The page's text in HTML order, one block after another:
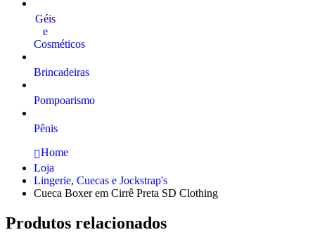
Géis
e
Cosméticos
Brincadeiras
Pompoarismo
Pênis
Home
Loja
Lingerie, Cuecas e Jockstrap's
Cueca Boxer em Cirrê Preta SD Clothing
Produtos relacionados